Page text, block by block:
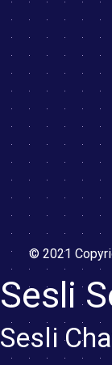
© 2021
Sesli
Sesli